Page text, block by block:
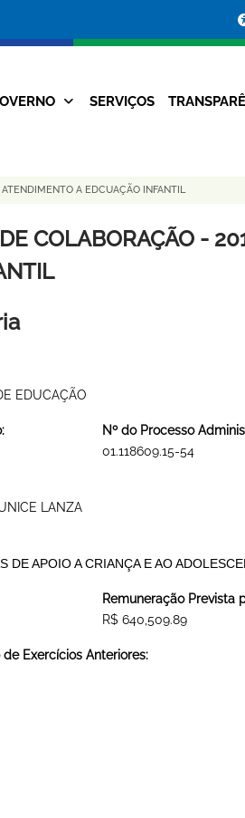
Navegação
SERVIÇOS
A EDCUAÇÃO INFANTIL
COLABORAÇÃO -
EDUCAÇÃO
Nº do Processo
01.118609.15-54
LANZA
DE APOIO A CRIANÇA E AO
Remuneração Prevista
R$ 640,509.89
Exercícios Anteriores: